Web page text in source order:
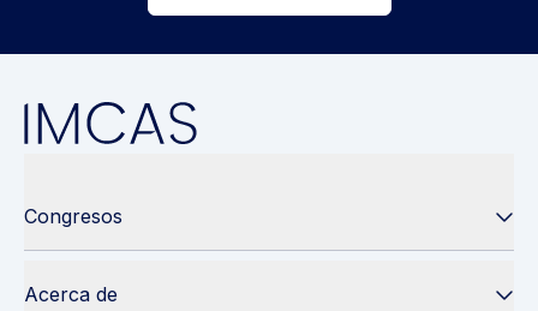
Congresos
Acerca de